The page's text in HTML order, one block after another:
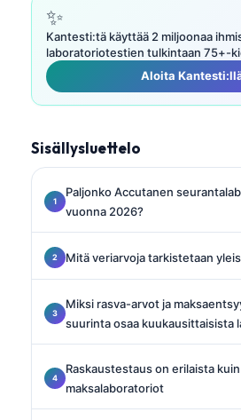
✨
Kantesti:tä käyttää 2 miljoonaa
laboratoriotestien tulkintaan 75+-
Aloita
Sisällysluettelo
Paljonko Accutanen
vuonna 2026?
Mitä veriarvoja tarkistetaan
Miksi rasva-arvot ja
suurinta osaa kuukausittaisista
Raskaustestaus on erilaista
maksalaboratoriot